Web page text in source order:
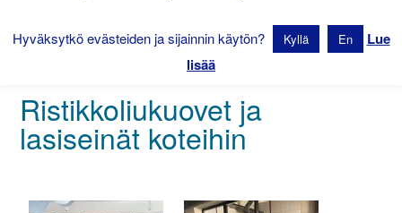
Ristikkoliukuovet ja
lasiseinät koteihin
Hyväksytkö evästeiden ja sijainnin käytön? Kyllä En
Lue
lisää